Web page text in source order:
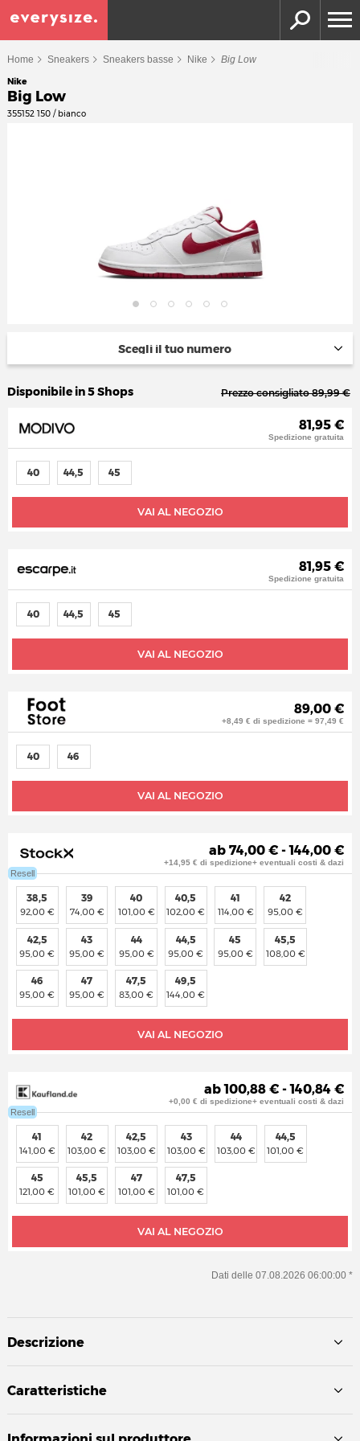
Home Sneakers Sneakers basse Nike Big Low
Nike
Big Low
355152 150 / bianco
Scegli il tuo numero
Disponibile in 5 Shops Prezzo consigliato 89,99 €
81,95 €
Spedizione gratuita
VAI AL NEGOZIO
40 44,5 45
81,95 €
Spedizione gratuita
VAI AL NEGOZIO
40 44,5 45
89,00 €
+8,49 € di spedizione = 97,49 €
VAI AL NEGOZIO
40 46
Resell
ab 74,00 € - 144,00 €
+14,95 € di spedizione+ eventuali costi & dazi
VAI AL NEGOZIO
38,5
92,00 €
39
74,00 €
40
101,00 €
40,5
102,00 €
41
114,00 €
42
95,00 €
42,5
95,00 €
43
95,00 €
44
95,00 €
44,5
95,00 €
45
95,00 €
45,5
108,00 €
46
95,00 €
47
95,00 €
47,5
83,00 €
49,5
144,00 €
Resell
ab 100,88 € - 140,84 €
+0,00 € di spedizione+ eventuali costi & dazi
VAI AL NEGOZIO
41
141,00 €
42
103,00 €
42,5
103,00 €
43
103,00 €
44
103,00 €
44,5
101,00 €
45
121,00 €
45,5
101,00 €
47
101,00 €
47,5
101,00 €
Dati delle 07.08.2026 06:00:00 *
Descrizione
Caratteristiche